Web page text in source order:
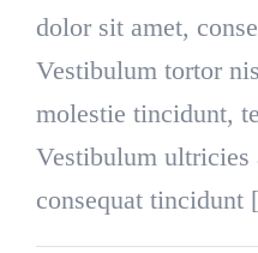
dolor sit amet,
Vestibulum tortor
molestie tincidunt,
Vestibulum ultricies
consequat tincidunt